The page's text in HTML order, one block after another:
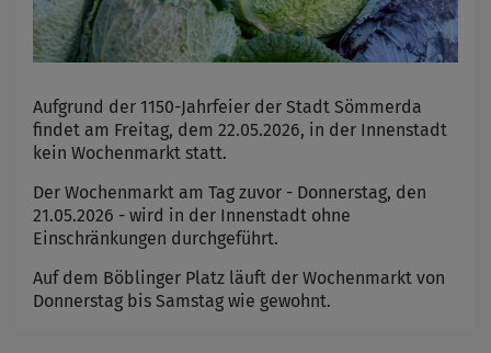
Aufgrund der 1150-Jahrfeier der Stadt Sömmerda
findet am Freitag, dem 22.05.2026, in der Innenstadt
kein Wochenmarkt statt.
Der Wochenmarkt am Tag zuvor - Donnerstag, den
21.05.2026 - wird in der Innenstadt ohne
Einschränkungen durchgeführt.
Auf dem Böblinger Platz läuft der Wochenmarkt von
Donnerstag bis Samstag wie gewohnt.